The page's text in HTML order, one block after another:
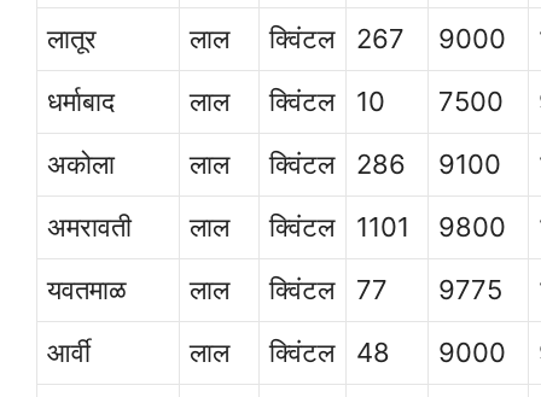
लातूर लाल क्विंटल 267 9000
धर्माबाद
लाल क्विंटल 10 7500
अकोला
लाल क्विंटल 286 9100
अमरावती
लाल क्विंटल 1101 9800
यवतमाळ
लाल क्विंटल 77 9775
आर्वी
लाल क्विंटल 48 9000